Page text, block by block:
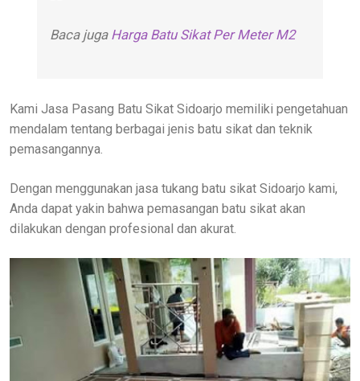
Baca juga Harga Batu Sikat Per Meter M2
Kami Jasa Pasang Batu Sikat Sidoarjo memiliki pengetahuan
mendalam tentang berbagai jenis batu sikat dan teknik
pemasangannya.
Dengan menggunakan jasa tukang batu sikat Sidoarjo kami,
Anda dapat yakin bahwa pemasangan batu sikat akan
dilakukan dengan profesional dan akurat.